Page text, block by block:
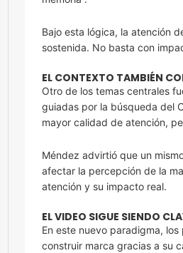
Bajo esta lógica, la atención
sostenida. No basta con
EL CONTEXTO TAMBIÉN
Otro de los temas centrales
guiadas por la búsqueda del
mayor calidad de atención,
Méndez advirtió que un
afectar la percepción de la
atención y su impacto real.
EL VIDEO SIGUE SIENDO
En este nuevo paradigma,
construir marca gracias a su